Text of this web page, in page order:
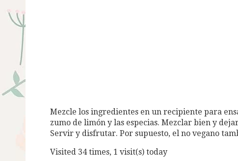
Mezcle los ingredientes en un recipiente para
zumo de limón y las especias. Mezclar bien y
Servir y disfrutar. Por supuesto, el no vegano
Visited 34 times, 1 visit(s) today